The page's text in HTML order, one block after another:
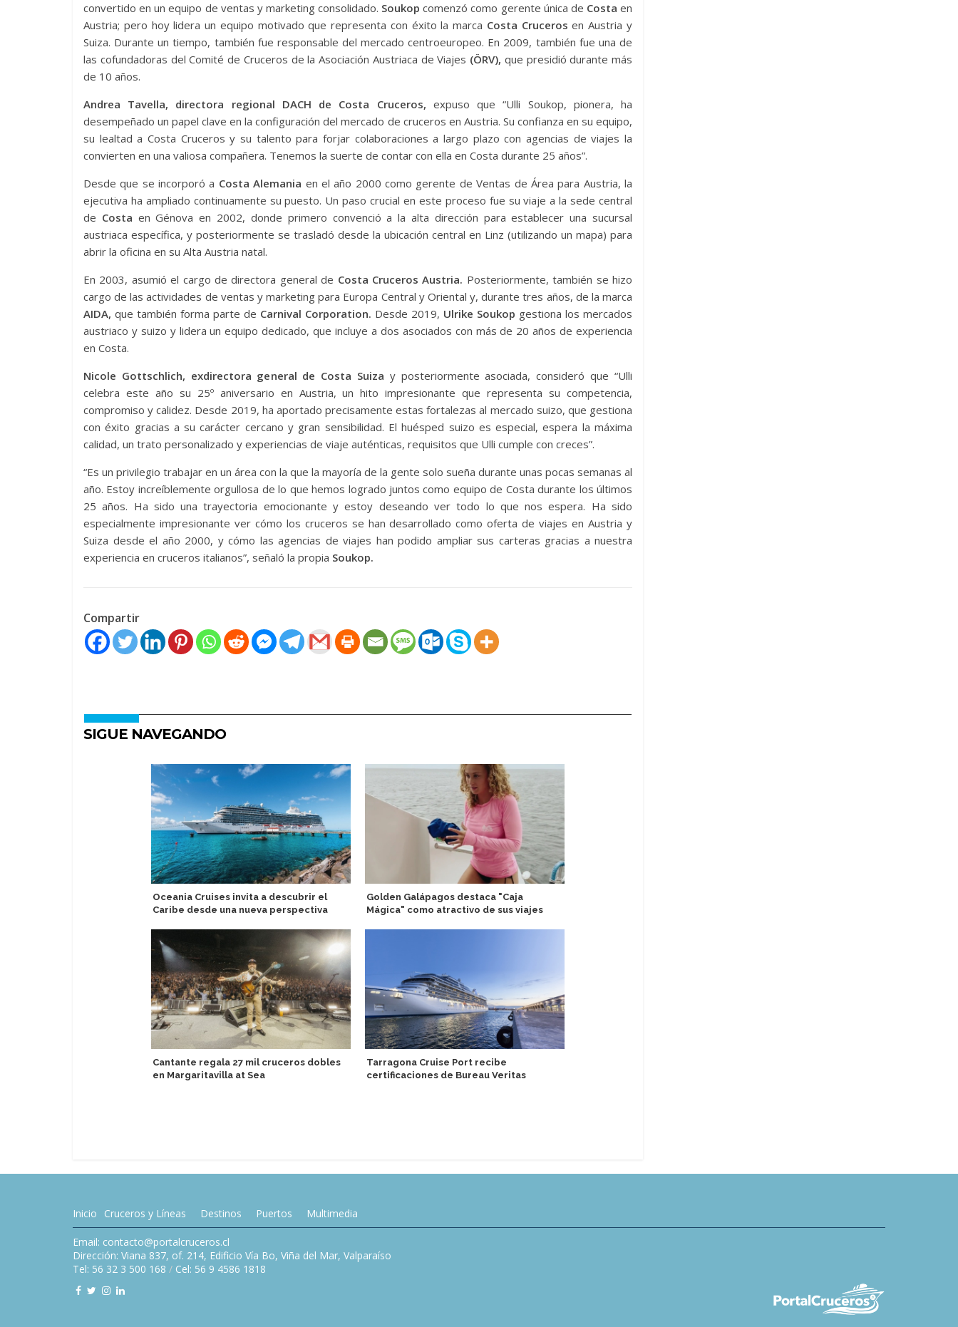
convertido en un equipo de ventas y marketing consolidado. Soukop comenzó como gerente única de Costa en
Austria; pero hoy lidera un equipo motivado que representa con éxito la marca Costa Cruceros en Austria y
Suiza. Durante un tiempo, también fue responsable del mercado centroeuropeo. En 2009, también fue una de
las cofundadoras del Comité de Cruceros de la Asociación Austriaca de Viajes (ÖRV), que presidió durante más
de 10 años.
Andrea Tavella, directora regional DACH de Costa Cruceros, expuso que “Ulli Soukop, pionera, ha
desempeñado un papel clave en la configuración del mercado de cruceros en Austria. Su confianza en su equipo,
su lealtad a Costa Cruceros y su talento para forjar colaboraciones a largo plazo con agencias de viajes la
convierten en una valiosa compañera. Tenemos la suerte de contar con ella en Costa durante 25 años”.
Desde que se incorporó a Costa Alemania en el año 2000 como gerente de Ventas de Área para Austria, la
ejecutiva ha ampliado continuamente su puesto. Un paso crucial en este proceso fue su viaje a la sede central
de Costa en Génova en 2002, donde primero convenció a la alta dirección para establecer una sucursal
austriaca específica, y posteriormente se trasladó desde la ubicación central en Linz (utilizando un mapa) para
abrir la oficina en su Alta Austria natal.
En 2003, asumió el cargo de directora general de Costa Cruceros Austria. Posteriormente, también se hizo
cargo de las actividades de ventas y marketing para Europa Central y Oriental y, durante tres años, de la marca
AIDA, que también forma parte de Carnival Corporation. Desde 2019, Ulrike Soukop gestiona los mercados
austriaco y suizo y lidera un equipo dedicado, que incluye a dos asociados con más de 20 años de experiencia
en Costa.
Nicole Gottschlich, exdirectora general de Costa Suiza y posteriormente asociada, consideró que “Ulli
celebra este año su 25º aniversario en Austria, un hito impresionante que representa su competencia,
compromiso y calidez. Desde 2019, ha aportado precisamente estas fortalezas al mercado suizo, que gestiona
con éxito gracias a su carácter cercano y gran sensibilidad. El huésped suizo es especial, espera la máxima
calidad, un trato personalizado y experiencias de viaje auténticas, requisitos que Ulli cumple con creces”.
“Es un privilegio trabajar en un área con la que la mayoría de la gente solo sueña durante unas pocas semanas al
año. Estoy increíblemente orgullosa de lo que hemos logrado juntos como equipo de Costa durante los últimos
25 años. Ha sido una trayectoria emocionante y estoy deseando ver todo lo que nos espera. Ha sido
especialmente impresionante ver cómo los cruceros se han desarrollado como oferta de viajes en Austria y
Suiza desde el año 2000, y cómo las agencias de viajes han podido ampliar sus carteras gracias a nuestra
experiencia en cruceros italianos”, señaló la propia Soukop.
Compartir
SIGUE NAVEGANDO
Oceania Cruises invita a descubrir el
Caribe desde una nueva perspectiva
Cantante regala 27 mil cruceros dobles
en Margaritavilla at Sea
Golden Galápagos destaca "Caja
Mágica" como atractivo de sus viajes
Tarragona Cruise Port recibe
certificaciones de Bureau Veritas
Inicio Cruceros y Líneas Destinos Puertos Multimedia
Email: contacto@portalcruceros.cl
Dirección: Viana 837, of. 214, Edificio Vía Bo, Viña del Mar, Valparaíso
Tel: 56 32 3 500 168 / Cel: 56 9 4586 1818